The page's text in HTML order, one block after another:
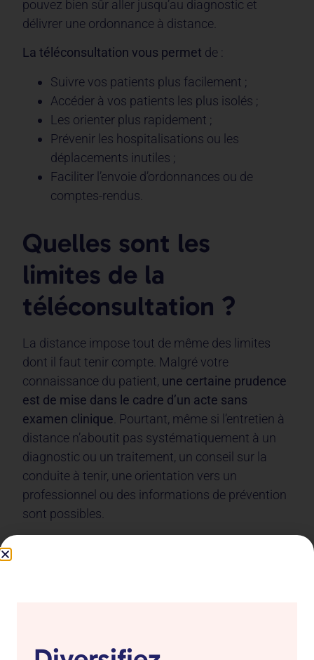
pouvez bien sûr aller jusqu’au diagnostic et
délivrer une ordonnance à distance.
La téléconsultation vous permet de :
Suivre vos patients plus facilement ;
Accéder à vos patients les plus isolés ;
Les orienter plus rapidement ;
Prévenir les hospitalisations ou les
déplacements inutiles ;
Faciliter l’envoie d’ordonnances ou de
comptes-rendus.
Quelles sont les
limites de la
téléconsultation ?
La distance impose tout de même des limites
dont il faut tenir compte. Malgré votre
connaissance du patient, une certaine prudence
est de mise dans le cadre d’un acte sans
examen clinique . Pourtant, même si l’entretien à
distance n’aboutit pas systématiquement à un
diagnostic ou un traitement, un conseil sur la
conduite à tenir, une orientation vers un
professionnel ou des informations de prévention
sont possibles.
choisie. Une bonne connexion internet est